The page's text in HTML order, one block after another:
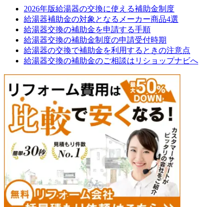
2026年版給湯器の交換に使える補助金制度
給湯器補助金の対象となるメーカー商品4選
給湯器交換の補助金を申請する手順
給湯器交換の補助金制度の申請受付時期
給湯器の交換で補助金を利用するときの注意点
給湯器交換の補助金のご相談はリショップナビへ